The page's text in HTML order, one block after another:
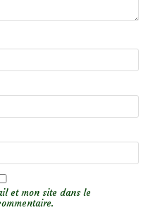
et mon site dans le